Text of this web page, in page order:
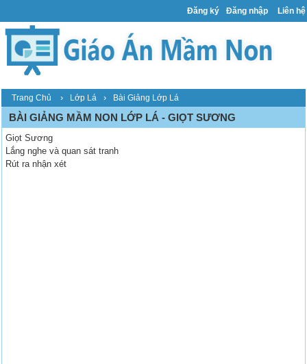
Đăng ký Đăng nhập Liên hệ
Trang Chủ › Lớp Lá › Bài Giảng Lớp Lá
BÀI GIẢNG MẦM NON LỚP LÁ - GIỌT SƯƠNG
Giọt Sương
Lắng nghe và quan sát tranh
Rút ra nhận xét